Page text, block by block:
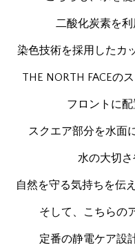
二酸化炭素を利
染色技術を採用したカ
THE NORTH FACEの
フロントに配
スクエア部分を水面
水の大切さ
自然を守る気持ちを伝
そして、こちらの
定番の静電ケア設